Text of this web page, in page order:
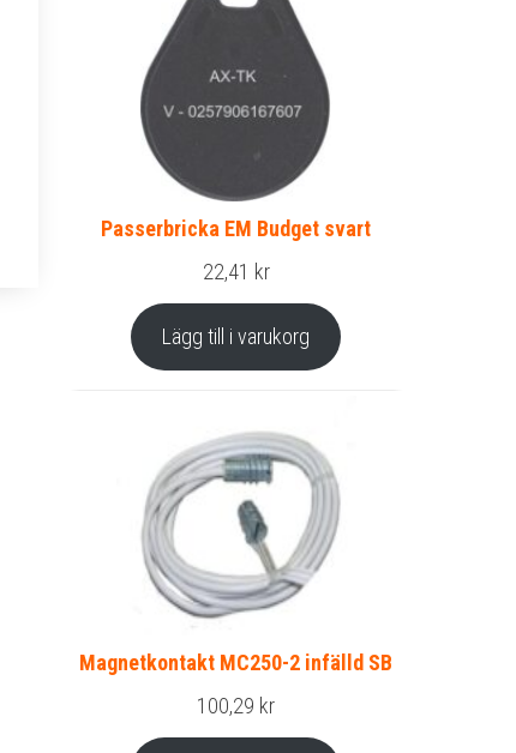
Passerbricka EM Budget svart
22,41 kr
Lägg till i varukorg
Magnetkontakt MC250-2 infälld SB
100,29 kr